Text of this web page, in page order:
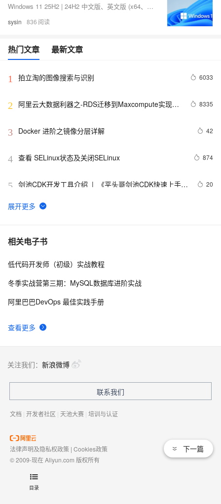
目录
Windows 11 25H2 | 24H2 中文版、英文版 (x64、ARM64) 下载 (2025 年 11 月更新)
sysin 836
热门文章 最新文章
1 拍立淘的图像搜索与识别 6033
2
阿里云大数据利器之-RDS迁移到Maxcompute实现动
8335
3 Docker 进阶之镜像分层详解 42
4 查看 SELinux状态及关闭SELinux 874
5 剑池CDK开发工具介绍  |  《平头哥剑池CDK快速上手指
20
6 WebAssembly 在 MOSN 中的实践 - 基础框架篇
7 userdel使用说明
8 自己看系统的“系统还原”
相关电子书
查看更多
低代码开发师（初级）实战教程
冬季实战营第三期：MySQL数据库进阶实战
阿里巴巴DevOps 最佳实践手册
下一篇
关注我们： 新浪微博
联系我们
文档 | 开发者社区 | 天池大赛 | 培训与认证
法律声明及隐私权政策 | Cookies政策
© 2009-现在 Aliyun.com 版权所有
域名注册服务机构许可：